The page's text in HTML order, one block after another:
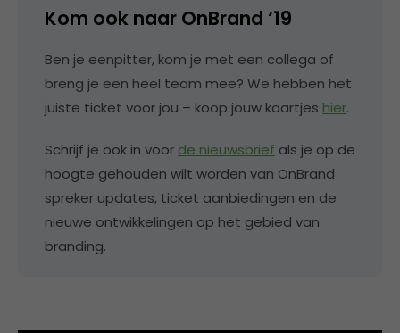
Kom ook naar OnBrand ‘19
Ben je eenpitter, kom je met een collega of
breng je een heel team mee? We hebben het
juiste ticket voor jou – koop jouw kaartjes hier.
Schrijf je ook in voor de nieuwsbrief als je op de
hoogte gehouden wilt worden van OnBrand
spreker updates, ticket aanbiedingen en de
nieuwe ontwikkelingen op het gebied van
branding.